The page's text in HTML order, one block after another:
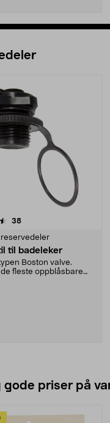
38anmeldelser
til badeleker
Boston valve.
de fleste oppblåsbare
gode priser på